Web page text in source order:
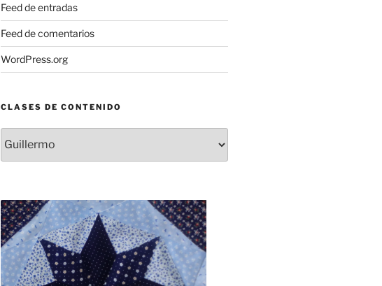
Feed de entradas
Feed de comentarios
WordPress.org
CLASES DE CONTENIDO
de
contenido